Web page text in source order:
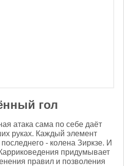
гол
атака сама по себе даёт
руках. Каждый элемент
- колена Зиркзе. И
придумывает
правил и позволения